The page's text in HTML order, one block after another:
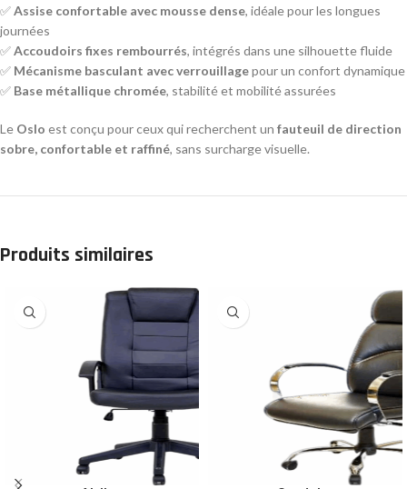
✅Assise confortable avec mousse dense, idéale pour les longues
journées
✅Accoudoirs fixes rembourrés, intégrés dans une silhouette fluide
✅ Mécanisme basculant avec verrouillagepour un confort dynamique
✅ Base métallique chromée, stabilité et mobilité assurées
Le Oslo est conçu pour ceux qui recherchent un fauteuil de direction
sobre, confortable et raffiné, sans surcharge visuelle.
Produits similaires